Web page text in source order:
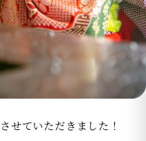
せていただきました！